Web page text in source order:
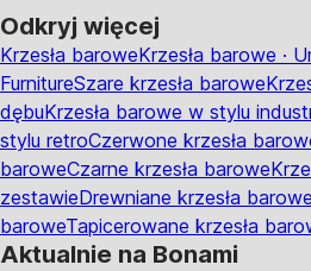
Odkryj więcej
Krzesła baroweKrzesła barowe ·
FurnitureSzare krzesła barowe
dębuKrzesła barowe w stylu
stylu retroCzerwone krzesła
baroweCzarne krzesła barowe
zestawieDrewniane krzesła barowe
baroweTapicerowane krzesła
Aktualnie na Bonami